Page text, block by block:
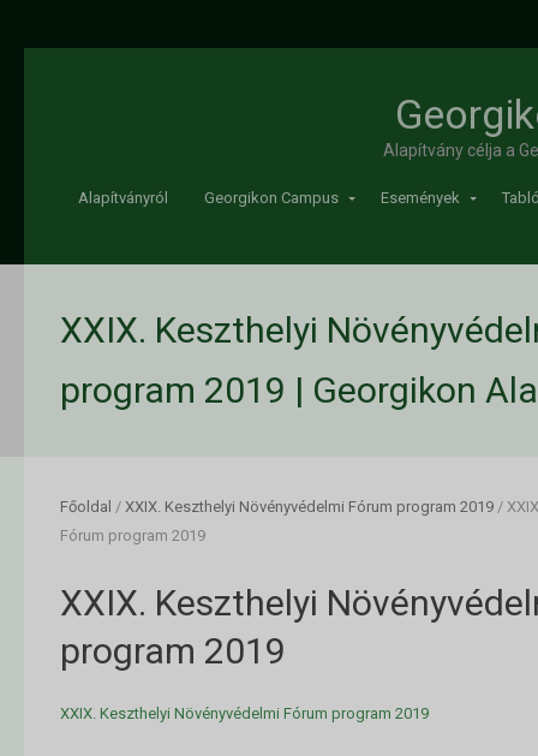
Alapítvány célja a
Alapítványról Georgikon Campus Események
XXIX. Keszthelyi
program 2019 | Georgikon
Főoldal / XXIX. Keszthelyi Növényvédelmi Fórum program 2019 /
Fórum program 2019
XXIX. Keszthelyi
program 2019
XXIX. Keszthelyi Növényvédelmi Fórum program 2019